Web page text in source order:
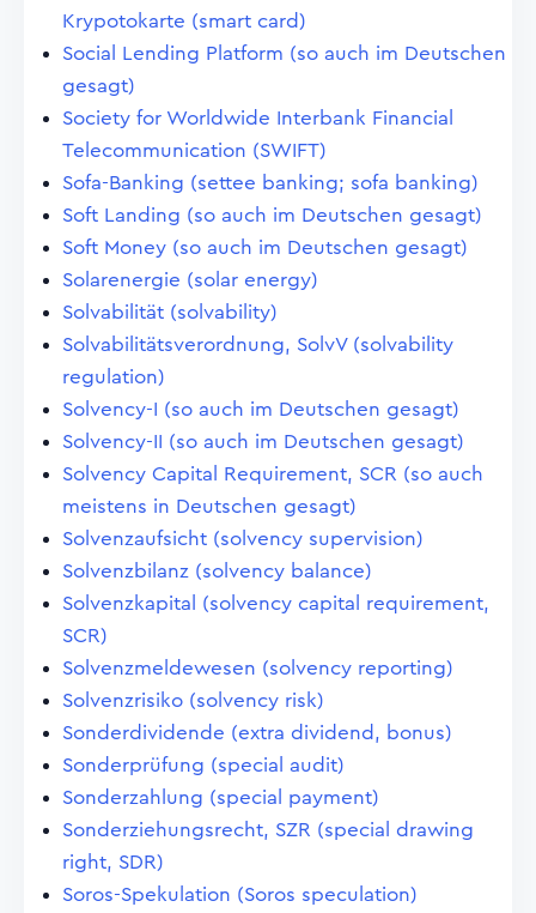
Krypotokarte (smart card)
Social Lending Platform (so auch im Deutschen
gesagt)
Society for Worldwide Interbank Financial
Telecommunication (SWIFT)
Sofa-Banking (settee banking; sofa banking)
Soft Landing (so auch im Deutschen gesagt)
Soft Money (so auch im Deutschen gesagt)
Solarenergie (solar energy)
Solvabilität (solvability)
Solvabilitätsverordnung, SolvV (solvability
regulation)
Solvency-I (so auch im Deutschen gesagt)
Solvency-II (so auch im Deutschen gesagt)
Solvency Capital Requirement, SCR (so auch
meistens in Deutschen gesagt)
Solvenzaufsicht (solvency supervision)
Solvenzbilanz (solvency balance)
Solvenzkapital (solvency capital requirement,
SCR)
Solvenzmeldewesen (solvency reporting)
Solvenzrisiko (solvency risk)
Sonderdividende (extra dividend, bonus)
Sonderprüfung (special audit)
Sonderzahlung (special payment)
Sonderziehungsrecht, SZR (special drawing
right, SDR)
Soros-Spekulation (Soros speculation)